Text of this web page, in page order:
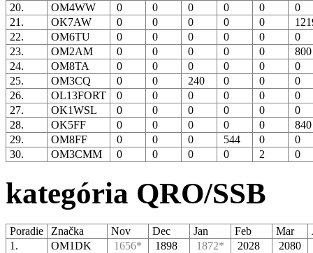
20.
OM4WW 0 0 0 0 0
0
21.
OK7AW 0 0 0 0 0
22.
OM6TU 0 0 0 0 0
0
23.
OM2AM 0 0 0 0 0
24.
OM8TA 0 0 0 0 0
0
25.
OM3CQ 0 0 240 0 0
0
26.
OL13FORT 0 0 0 0 0
0
27.
OK1WSL 0 0 0 0 0
0
28.
OK5FF 0 0 0 0 0
29.
OM8FF 0 0 0 544 0
0
30.
OM3CMM 0 0 0 0 2 0
kategória QRO/SSB
Poradie Značka Nov Dec Jan Feb Mar
1.
OM1DK 1656* 1898 1872* 2028 2080